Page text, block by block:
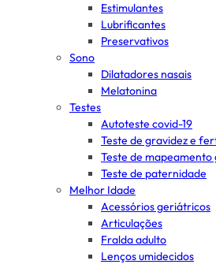
Estimulantes
Lubrificantes
Preservativos
Sono
Dilatadores nasais
Melatonina
Testes
Autoteste covid-19
Teste de gravidez e
Teste de mapeamento
Teste de paternidade
Melhor Idade
Acessórios geriátricos
Articulações
Fralda adulto
Lenços umidecidos